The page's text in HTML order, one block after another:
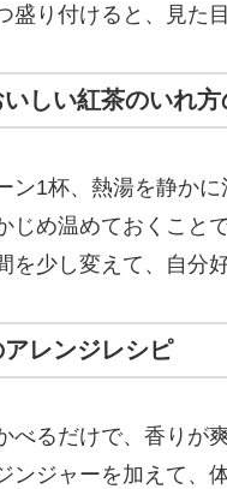
盛り付けると、見た
しい紅茶のいれ方
1杯、熱湯を静かに
じめ温めておくこと
を少し変えて、自分
レンジレシピ
べるだけで、香りが
ンジャーを加えて、